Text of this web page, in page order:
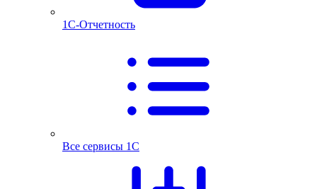
1С-Отчетность
Все сервисы 1С